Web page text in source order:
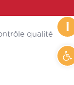
i
qualité